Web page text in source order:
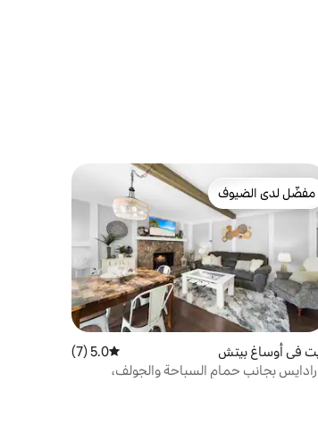
مفضّل لدى الضيوف
مفضّل لدى الضيوف
في أوساغ بيتش متوسط التقييم 5.0 من 5، 7 مراجعات
5.0 (7)
بجانب حمام السباحة والجولف،